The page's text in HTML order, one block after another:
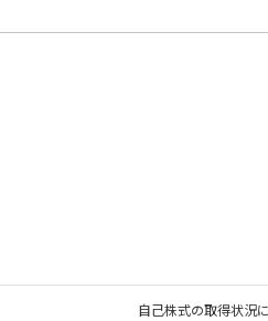
自己株式の取得状況